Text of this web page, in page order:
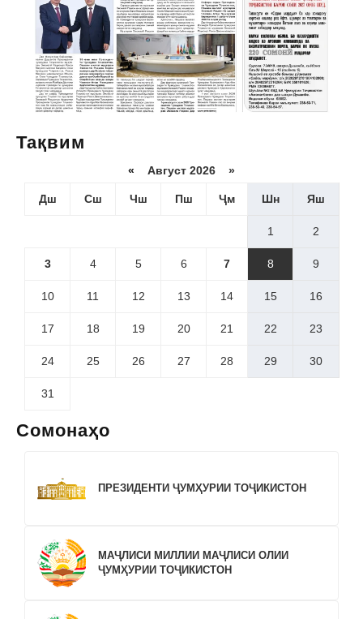
Тақвим
« Август 2026 »
Дш Сш Чш Пш Ҷм Шн Яш
1 2
3 4 5 6 7 8 9
10 11 12 13 14 15 16
17 18 19 20 21 22 23
24 25 26 27 28 29 30
31
Сомонаҳо
ПРЕЗИДЕНТИ ҶУМҲУРИИ ТОҶИКИСТОН
МАҶЛИСИ МИЛЛИИ МАҶЛИСИ ОЛИИ
ҶУМҲУРИИ ТОҶИКИСТОН